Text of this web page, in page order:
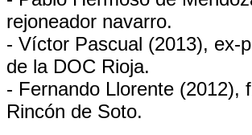
rejoneador navarro.
- Víctor Pascual (2013), ex-
de la DOC Rioja.
- Fernando Llorente (2012),
Rincón de Soto.